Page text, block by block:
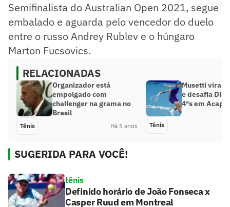
Semifinalista do Australian Open 2021, segue
embalado e aguarda pelo vencedor do duelo
entre o russo Andrey Rublev e o húngaro
Marton Fucsovics.
RELACIONADAS
Organizador está
empolgado com
challenger na grama no
Brasil
Tênis Há 5 anos
Musetti vira
e desafia
4ªs em
Tênis
SUGERIDA PARA VOCÊ!
tênis
Definido horário de João Fonseca x
Casper Ruud em Montreal